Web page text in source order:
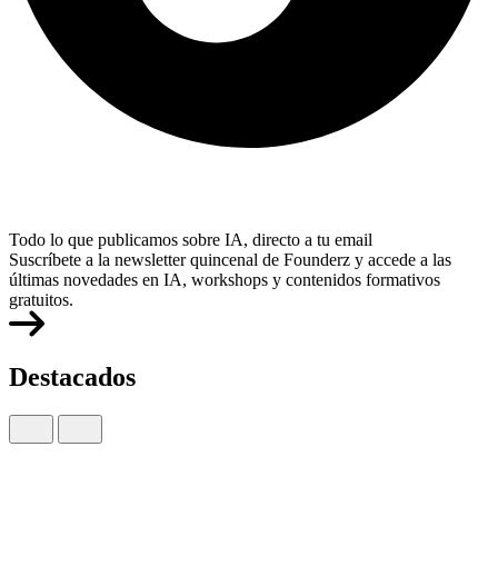
Todo lo que publicamos sobre IA, directo a tu email
Suscríbete a la newsletter quincenal de Founderz y accede a las
últimas novedades en IA, workshops y contenidos formativos
gratuitos.
Destacados